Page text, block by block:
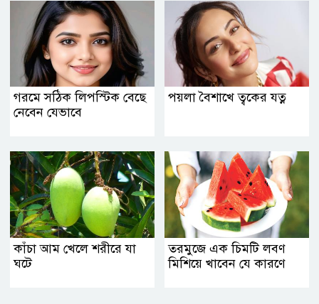
গরমে সঠিক লিপস্টিক বেছে
নেবেন যেভাবে
পয়লা বৈশাখে ত্বকের যত্ন
কাঁচা আম খেলে শরীরে যা
ঘটে
তরমুজে এক চিমটি লবণ
মিশিয়ে খাবেন যে কারণে